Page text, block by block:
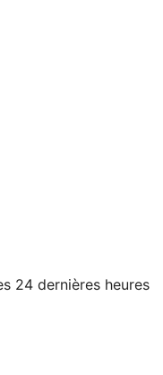
24 dernières heures